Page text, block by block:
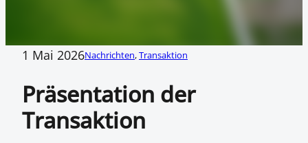
1 Mai 2026Nachrichten, Transaktion
Präsentation der
Transaktion